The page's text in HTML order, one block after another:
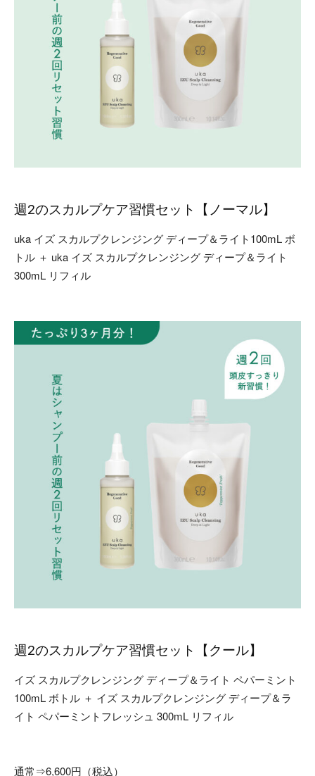
週2のスカルプケア習慣セット【ノーマル】
uka イズ スカルプクレンジング ディープ＆ライト100mL ボ
トル ＋ uka イズ スカルプクレンジング ディープ＆ライト
300mL リフィル
週2のスカルプケア習慣セット【クール】
イズ スカルプクレンジング ディープ＆ライト ペパーミント
100mL ボトル ＋ イズ スカルプクレンジング ディープ＆ラ
イト ペパーミントフレッシュ 300mL リフィル
通常⇒6,600円（税込）